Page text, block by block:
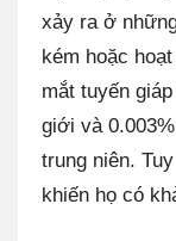
xảy ra ở
kém hoặc
mắt tuyến
giới và
trung niên.
khiến họ có